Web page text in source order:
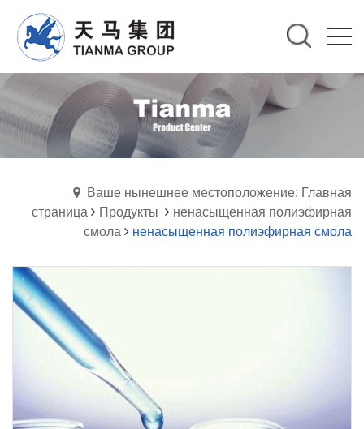
Ваше нынешнее местоположение: Главная
страница
Продукты
ненасыщенная полиэфирная
смола
ненасыщенная полиэфирная смола